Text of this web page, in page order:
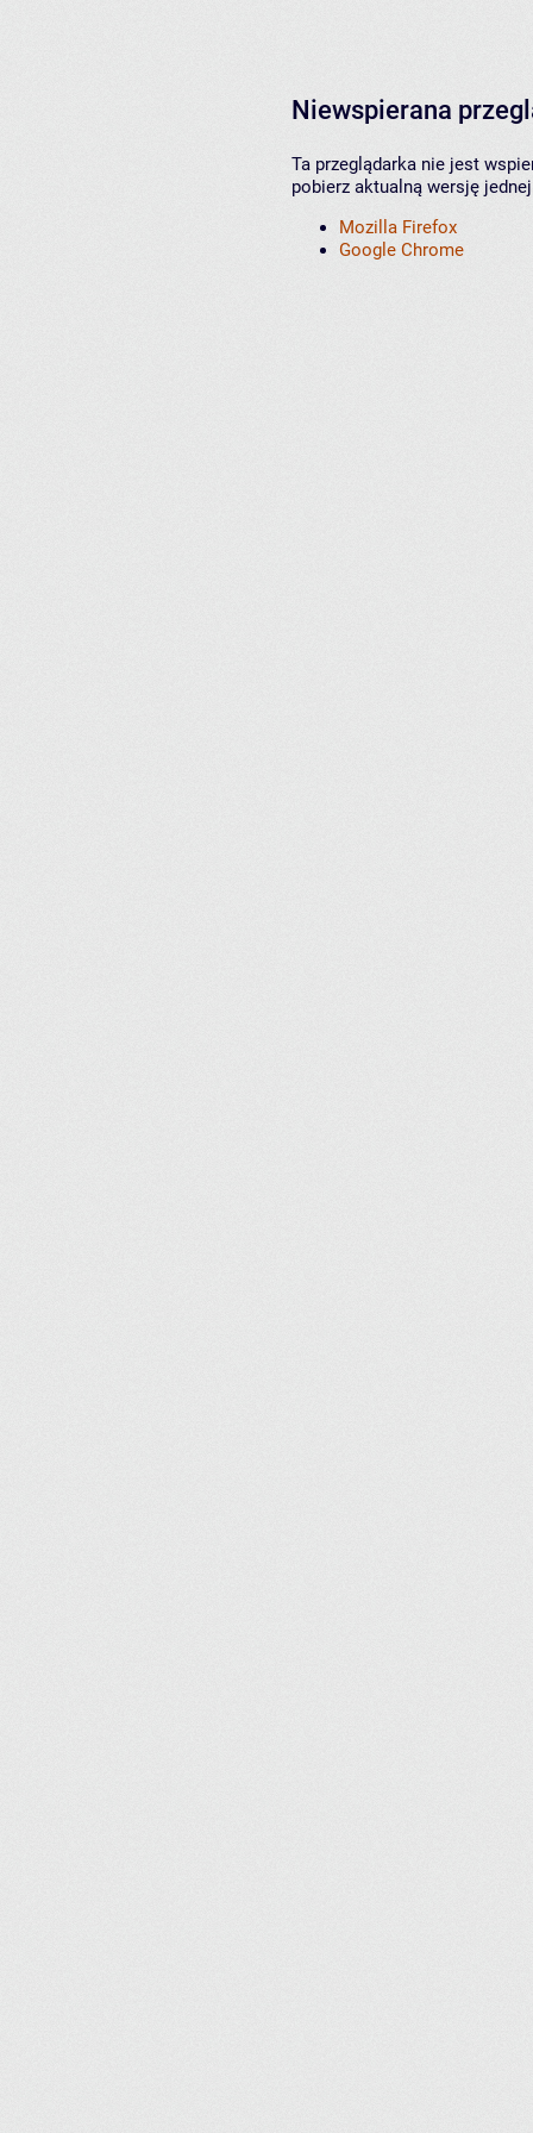
Niewspierana
Ta przeglądarka nie jest
pobierz aktualną wersję
Mozilla Firefox
Google Chrome